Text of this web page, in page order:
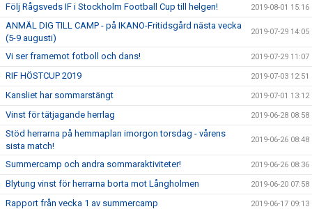
Följ Rågsveds IF i Stockholm Football Cup till helgen! 2019-08-01 15:16
ANMÄL DIG TILL CAMP - på IKANO-Fritidsgård nästa vecka
(5-9 augusti)
2019-07-29 14:05
Vi ser framemot fotboll och dans! 2019-07-29 11:07
RIF HÖSTCUP 2019 2019-07-03 12:51
Kansliet har sommarstängt 2019-07-01 13:12
Vinst för tätjagande herrlag 2019-06-28 08:58
Stöd herrarna på hemmaplan imorgon torsdag - vårens
sista match!
2019-06-26 08:48
Summercamp och andra sommaraktiviteter! 2019-06-26 08:36
Blytung vinst för herrarna borta mot Långholmen 2019-06-20 07:58
Rapport från vecka 1 av summercamp 2019-06-17 09:13